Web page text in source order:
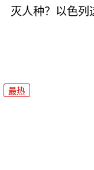
灭人种？以色列
最热